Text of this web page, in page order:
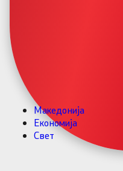
Македонија
Економија
Свет